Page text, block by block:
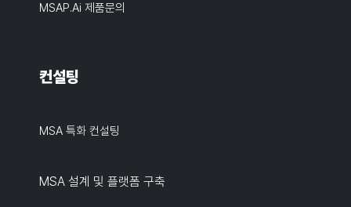
MSAP.ai 제품문의
컨설팅
MSA 특화 컨설팅
MSA 설계 및 플랫폼 구축